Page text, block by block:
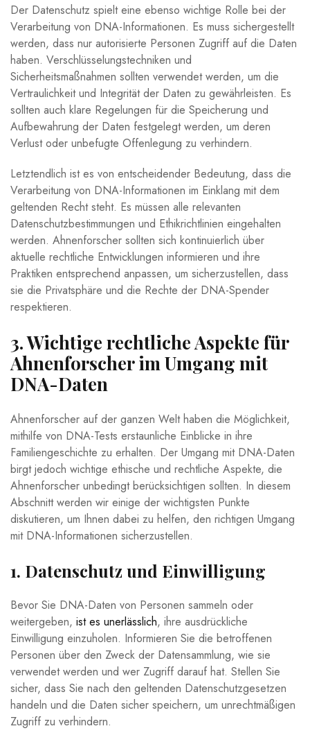
Der Datenschutz spielt eine ebenso wichtige Rolle bei der
Verarbeitung von DNA-Informationen. Es muss sichergestellt
werden, dass nur autorisierte Personen Zugriff auf die Daten
haben. Verschlüsselungstechniken und
Sicherheitsmaßnahmen sollten verwendet werden, um die
Vertraulichkeit und Integrität der Daten zu gewährleisten. Es
sollten auch klare Regelungen für die Speicherung und
Aufbewahrung der Daten festgelegt werden, um deren
Verlust oder unbefugte Offenlegung zu verhindern.
Letztendlich ist es von entscheidender Bedeutung, dass die
Verarbeitung von DNA-Informationen im Einklang mit dem
geltenden Recht steht. Es müssen alle relevanten
Datenschutzbestimmungen und Ethikrichtlinien eingehalten
werden. Ahnenforscher sollten sich kontinuierlich über
aktuelle rechtliche Entwicklungen informieren und ihre
Praktiken entsprechend anpassen, um sicherzustellen, dass
sie die Privatsphäre und die Rechte der DNA-Spender
respektieren.
3. Wichtige rechtliche Aspekte für
Ahnenforscher im Umgang mit
DNA-Daten
Ahnenforscher auf der ganzen Welt haben die Möglichkeit,
mithilfe von DNA-Tests erstaunliche Einblicke in ihre
Familiengeschichte zu erhalten. Der Umgang mit DNA-Daten
birgt jedoch wichtige ethische und rechtliche Aspekte, die
Ahnenforscher unbedingt berücksichtigen sollten. In diesem
Abschnitt werden wir einige der wichtigsten Punkte
diskutieren, um Ihnen dabei zu helfen, den richtigen Umgang
mit DNA-Informationen sicherzustellen.
1. Datenschutz und Einwilligung
Bevor Sie DNA-Daten von Personen sammeln oder
weitergeben, ist es unerlässlich, ihre ausdrückliche
Einwilligung einzuholen. Informieren Sie die betroffenen
Personen über den Zweck der Datensammlung, wie sie
verwendet werden und wer Zugriff darauf hat. Stellen Sie
sicher, dass Sie nach den geltenden Datenschutzgesetzen
handeln und die Daten sicher speichern, um unrechtmäßigen
Zugriff zu verhindern.